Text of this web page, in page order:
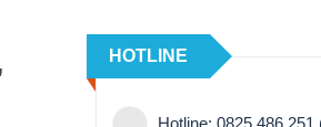
HOTLINE
Hotline: 0825 486 251